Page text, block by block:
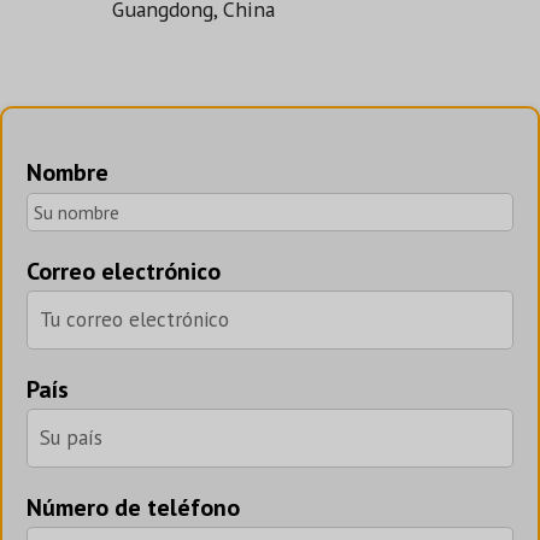
Guangdong, China
Nombre
Correo electrónico
País
Número de teléfono